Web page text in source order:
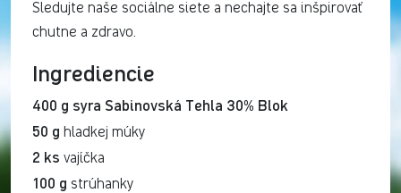
Sledujte naše sociálne siete a nechajte sa inšpirovať
chutne a zdravo.
Ingrediencie
400 g syra Sabinovská Tehla 30% Blok
50 g hladkej múky
2 ks vajíčka
100 g strúhanky